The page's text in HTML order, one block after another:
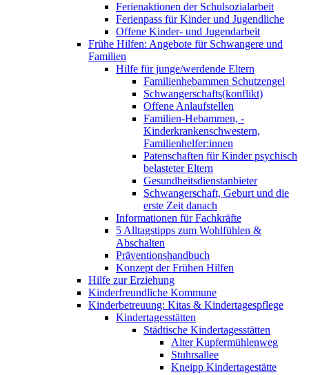
Ferienaktionen der Schulsozialarbeit
Ferienpass für Kinder und Jugendliche
Offene Kinder- und Jugendarbeit
Frühe Hilfen: Angebote für Schwangere und
Familien
Hilfe für junge/werdende Eltern
Familienhebammen Schutzengel
Schwangerschafts(konflikt)
Offene Anlaufstellen
Familien-Hebammen, -
Kinderkrankenschwestern,
Familienhelfer:innen
Patenschaften für Kinder psychisch
belasteter Eltern
Gesundheitsdienstanbieter
Schwangerschaft, Geburt und die
erste Zeit danach
Informationen für Fachkräfte
5 Alltagstipps zum Wohlfühlen &
Abschalten
Präventionshandbuch
Konzept der Frühen Hilfen
Hilfe zur Erziehung
Kinderfreundliche Kommune
Kinderbetreuung: Kitas & Kindertagespflege
Kindertagesstätten
Städtische Kindertagesstätten
Alter Kupfermühlenweg
Stuhrsallee
Kneipp Kindertagestätte